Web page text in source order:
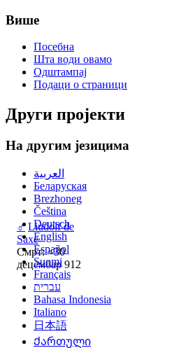
♂ Liudolf de
Saxe
Смрт: <30
децембар 912
Више
Посебна
Шта води овамо
Одштампај
Подаци о страници
Други пројекти
На другим језицима
العربية
Беларуская
Brezhoneg
Čeština
Deutsch
English
Español
Suomi
Français
עברית
Bahasa Indonesia
Italiano
日本語
Ქართული